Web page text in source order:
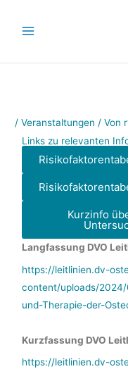
Inhalt
/Veranstaltungen / Von
Links zu relevanten
Kurzinfo
Langfassung DVO
https://leitlinien.dv-
content/uploads/
und-Therapie-der-
Kurzfassung DVO
https://leitlinien.dv-